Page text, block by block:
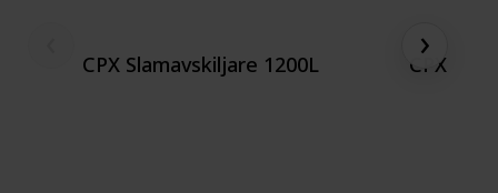
›
CPX Slamavskiljare 1200L CPX